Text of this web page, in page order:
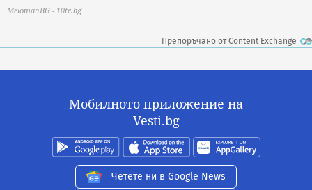
MelomanBG - 10te.bg
Препоръчано от Content Exchange
Мобилното приложение на
Vesti.bg
Четете ни в Google News